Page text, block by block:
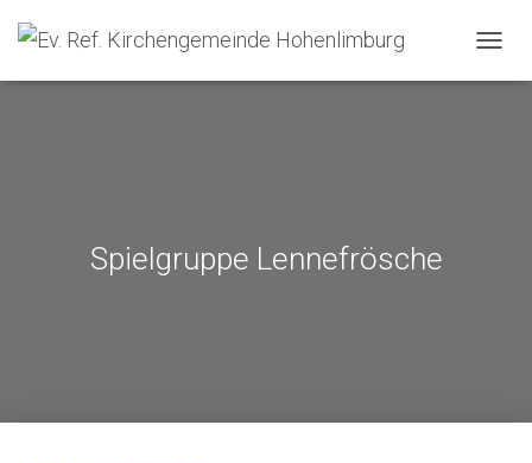
Spielgruppe Lennefrösche